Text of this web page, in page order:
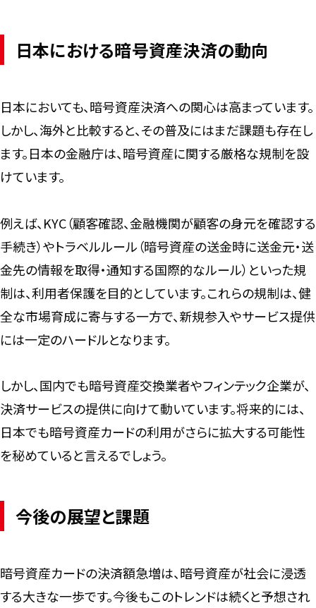
日本における暗号資産決済の動向
日本においても、暗号資産決済への関心は高まっています。
しかし、海外と比較すると、その普及にはまだ課題も存在し
ます。日本の金融庁は、暗号資産に関する厳格な規制を設
けています。
例えば、KYC（顧客確認、金融機関が顧客の身元を確認する
手続き）やトラベルルール（暗号資産の送金時に送金元・送
金先の情報を取得・通知する国際的なルール）といった規
制は、利用者保護を目的としています。これらの規制は、健
全な市場育成に寄与する一方で、新規参入やサービス提供
には一定のハードルとなります。
しかし、国内でも暗号資産交換業者やフィンテック企業が、
決済サービスの提供に向けて動いています。将来的には、
日本でも暗号資産カードの利用がさらに拡大する可能性
を秘めていると言えるでしょう。
今後の展望と課題
暗号資産カードの決済額急増は、暗号資産が社会に浸透
する大きな一歩です。今後もこのトレンドは続くと予想され